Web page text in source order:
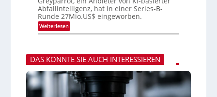
l
b
j
a
h
r
D
A
C
H
-
I
u
s
t
r
e
h
o
t
o
n
H
u
b
s
u
b
i
s
h
l
e
c
t
i
Abfallintelligenz, hat in einer Series-B-
Runde 27Mio.US$ eingeworben.
Weiterlesen:
G
y
p
a
r
DAS KÖNNTE SIE AUCH INTERESSIEREN